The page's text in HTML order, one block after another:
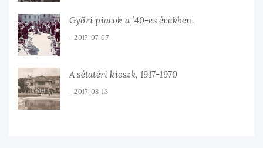
Győri piacok a ’40-es években.
2017-07-07
A sétatéri kioszk, 1917-1970
2017-08-13